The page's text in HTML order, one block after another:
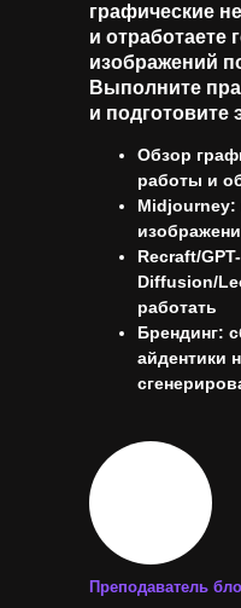
Преподаватель
графические
и отработаете
изображений
Выполните
и подготовите
Обзор
работы и
Midjourney:
Recraft/
Diffusion/
работать
Брендинг:
айдентики